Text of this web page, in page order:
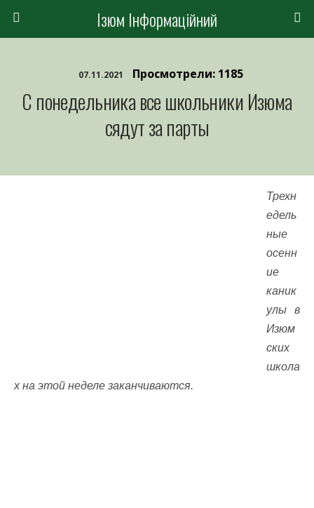
Ізюм Інформаційний
07.11.2021 Просмотрели: 1185
С понедельника все школьники Изюма
сядут за парты
Трехн
едель
ные
осенн
ие
каник
улы в
Изюм
ских
школа
х на этой неделе заканчиваются.